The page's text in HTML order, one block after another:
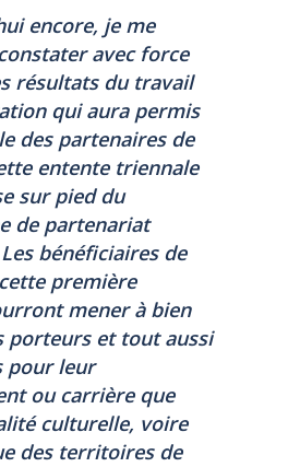
encore, je me
avec force
résultats du travail
qui aura permis
des partenaires de
entente triennale
sur pied du
de partenariat
bénéficiaires de
première
mener à bien
porteurs et tout aussi
pour leur
ou carrière que
culturelle, voire
des territoires de